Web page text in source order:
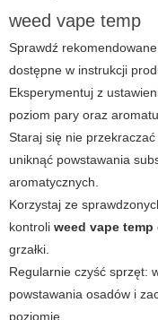
weed vape temp
Sprawdź
dostępne w instrukcji
Eksperymentuj z
poziom pary oraz
Staraj się nie
uniknąć powstawania
aromatycznych.
Korzystaj ze
kontroli weed vape temp
grzałki.
Regularnie czyść sprzęt:
powstawania osadów i
poziomie.